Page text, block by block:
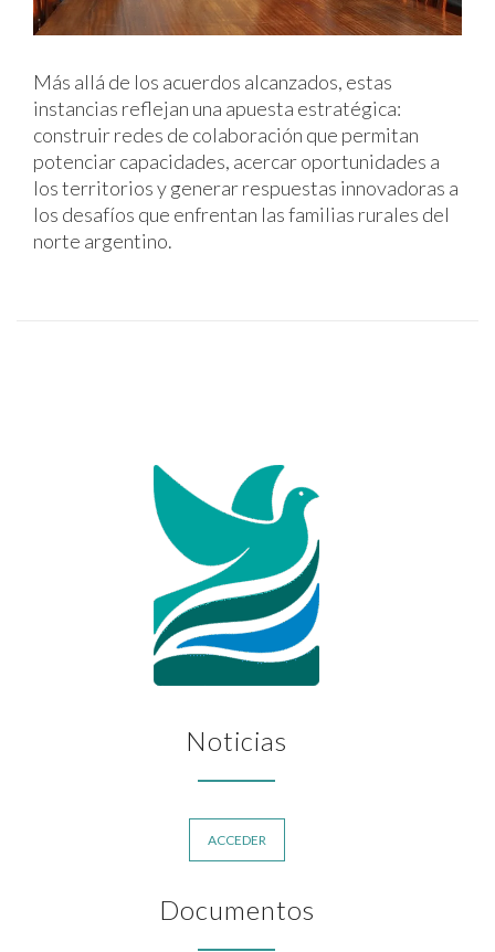
Más allá de los acuerdos alcanzados, estas
instancias reflejan una apuesta estratégica:
construir redes de colaboración que permitan
potenciar capacidades, acercar oportunidades a
los territorios y generar respuestas innovadoras a
los desafíos que enfrentan las familias rurales del
norte argentino.
Noticias
ACCEDER
Documentos